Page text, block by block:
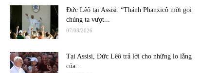
Đức Lêô tại Assisi: “Thánh Phanxicô mời gọi
chúng ta vượt...
07/08/2026
Tại Assisi, Đức Lêô trả lời cho những lo lắng
của...